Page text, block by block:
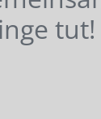
tut!